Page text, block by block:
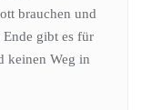
brauchen und
gibt es für
keinen Weg in